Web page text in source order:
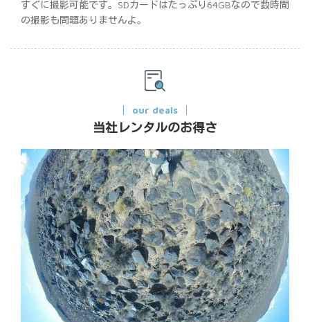
すぐに撮影可能です。SDカードはたっぷり64GBなので数時間
の撮影も問題ありませんよ。
our deals
当社レンタルのお得さ